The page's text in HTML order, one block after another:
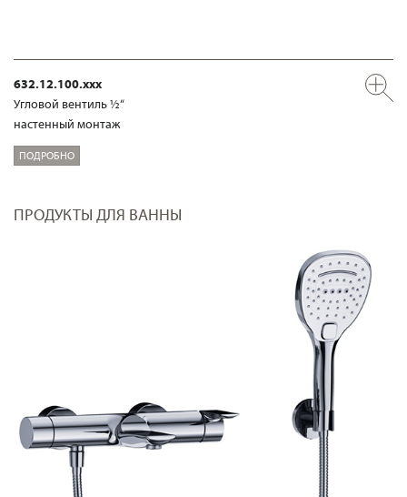
632.12.100.xxx
Угловой вентиль ½“
настенный монтаж
ПОДРОБНО
ПРОДУКТЫ ДЛЯ ВАННЫ